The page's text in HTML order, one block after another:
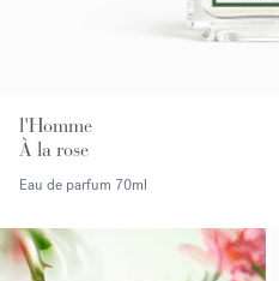
l'Homme
À la rose
Eau de parfum 70ml